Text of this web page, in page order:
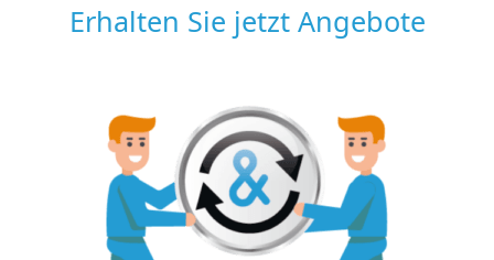
Erhalten Sie jetzt Angebote